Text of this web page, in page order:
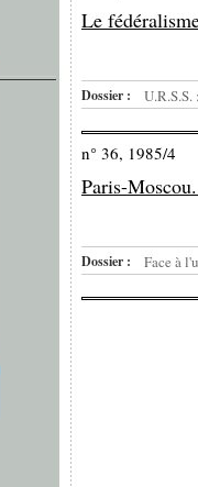
Le
Dossier :
n° 36, 1985/4
Paris-
Dossier : Face à